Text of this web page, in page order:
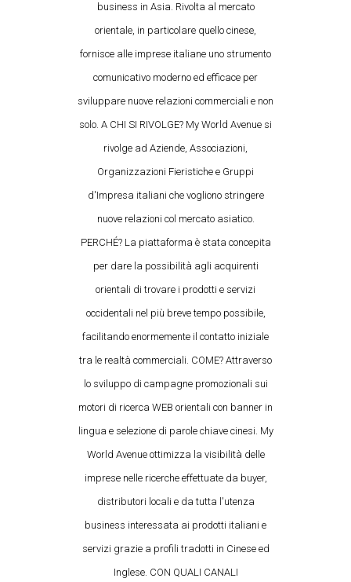
business in Asia. Rivolta al mercato
orientale, in particolare quello cinese,
fornisce alle imprese italiane uno strumento
comunicativo moderno ed efficace per
sviluppare nuove relazioni commerciali e non
solo. A CHI SI RIVOLGE? My World Avenue si
rivolge ad Aziende, Associazioni,
Organizzazioni Fieristiche e Gruppi
d'Impresa italiani che vogliono stringere
nuove relazioni col mercato asiatico.
PERCHÉ? La piattaforma è stata concepita
per dare la possibilità agli acquirenti
orientali di trovare i prodotti e servizi
occidentali nel più breve tempo possibile,
facilitando enormemente il contatto iniziale
tra le realtà commerciali. COME? Attraverso
lo sviluppo di campagne promozionali sui
motori di ricerca WEB orientali con banner in
lingua e selezione di parole chiave cinesi. My
World Avenue ottimizza la visibilità delle
imprese nelle ricerche effettuate da buyer,
distributori locali e da tutta l'utenza
business interessata ai prodotti italiani e
servizi grazie a profili tradotti in Cinese ed
Inglese. CON QUALI CANALI